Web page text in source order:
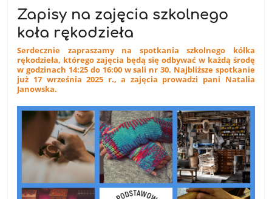
Zapisy na zajęcia szkolnego
koła rękodzieła
Serdecznie zapraszamy na spotkania szkolnego kółka
rękodzieła, którego zajęcia będą się odbywać w każdą środę
w godzinach 14:25 do 16:00 w sali nr 30. Najbliższe spotkanie
już 17 września 2025 r., a zajęcia prowadzi pani Natalia
Janowska.